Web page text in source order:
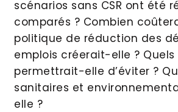
scénarios sans CSR ont été
comparés ? Combien
politique de réduction des
emplois créerait-elle ?
permettrait-elle d’éviter ?
sanitaires et
elle ?